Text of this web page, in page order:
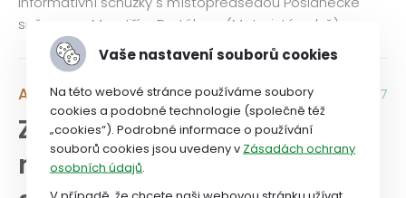
sněmovny Mgr. Jiřím Bartákem (Motoristé sobě).
Aktuality 24. 4. 2026 / 19:17
Zlínská KR jednala s
náměstkyní Olšákovou o
Vaše nastavení souborů cookies
Na této webové stránce používáme soubory
cookies a podobné technologie (společně též
„cookies“). Podrobné informace o používání
souborů cookies jsou uvedeny v Zásadách ochrany
osobních údajů.